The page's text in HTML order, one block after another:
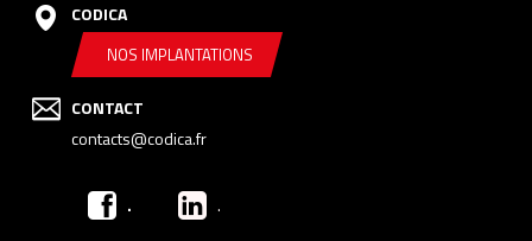
CODICA
NOS IMPLANTATIONS
CONTACT
contacts@codica.fr
. .